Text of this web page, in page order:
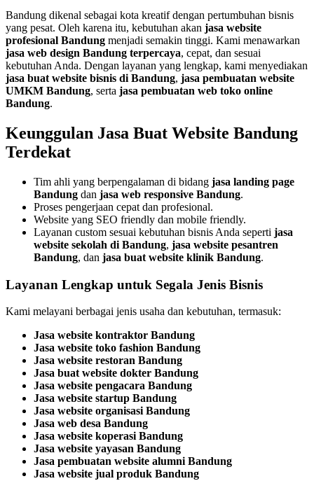
Bandung dikenal sebagai kota kreatif dengan pertumbuhan bisnis
yang pesat. Oleh karena itu, kebutuhan akan jasa website
profesional Bandung menjadi semakin tinggi. Kami menawarkan
jasa web design Bandung terpercaya, cepat, dan sesuai
kebutuhan Anda. Dengan layanan yang lengkap, kami menyediakan
jasa buat website bisnis di Bandung, jasa pembuatan website
UMKM Bandung, serta jasa pembuatan web toko online
Bandung.
Keunggulan Jasa Buat Website Bandung
Terdekat
Tim ahli yang berpengalaman di bidang jasa landing page
Bandung dan jasa web responsive Bandung.
Proses pengerjaan cepat dan profesional.
Website yang SEO friendly dan mobile friendly.
Layanan custom sesuai kebutuhan bisnis Anda seperti jasa
website sekolah di Bandung, jasa website pesantren
Bandung, dan jasa buat website klinik Bandung.
Layanan Lengkap untuk Segala Jenis Bisnis
Kami melayani berbagai jenis usaha dan kebutuhan, termasuk:
Jasa website kontraktor Bandung
Jasa website toko fashion Bandung
Jasa website restoran Bandung
Jasa buat website dokter Bandung
Jasa website pengacara Bandung
Jasa website startup Bandung
Jasa website organisasi Bandung
Jasa web desa Bandung
Jasa website koperasi Bandung
Jasa website yayasan Bandung
Jasa pembuatan website alumni Bandung
Jasa website jual produk Bandung